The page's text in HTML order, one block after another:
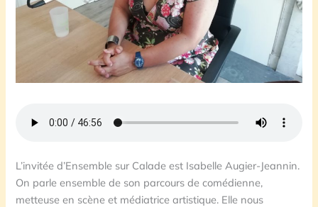
L’invitée d’Ensemble sur Calade est Isabelle Augier-Jeannin.
On parle ensemble de son parcours de comédienne,
metteuse en scène et médiatrice artistique. Elle nous